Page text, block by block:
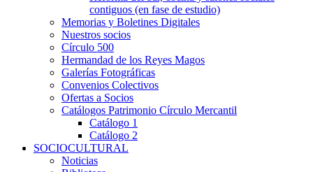
contiguos (en fase de estudio)
Memorias y Boletines Digitales
Nuestros socios
Círculo 500
Hermandad de los Reyes Magos
Galerías Fotográficas
Convenios Colectivos
Ofertas a Socios
Catálogos Patrimonio Círculo Mercantil
Catálogo 1
Catálogo 2
SOCIOCULTURAL
Noticias